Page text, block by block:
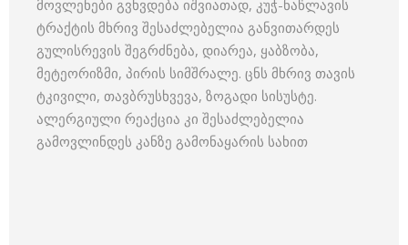
მოვლენები გვხვდება იშვიათად, კუჭ-ნაწლავის
ტრაქტის მხრივ შესაძლებელია განვითარდეს
გულისრევის შეგრძნება, დიარეა, ყაბზობა,
მეტეორიზმი, პირის სიმშრალე. ცნს მხრივ თავის
ტკივილი, თავბრუსხვევა, ზოგადი სისუსტე.
ალერგიული რეაქცია კი შესაძლებელია
გამოვლინდეს კანზე გამონაყარის სახით